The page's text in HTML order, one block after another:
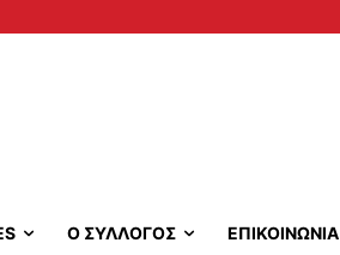
Ο ΣΥΛΛΟΓΟΣ ΕΠΙΚΟΙΝΩΝΙΑ